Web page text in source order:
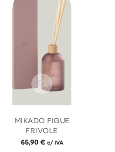
MIKADO FIGUE
FRIVOLE
65,90€ c/ IVA